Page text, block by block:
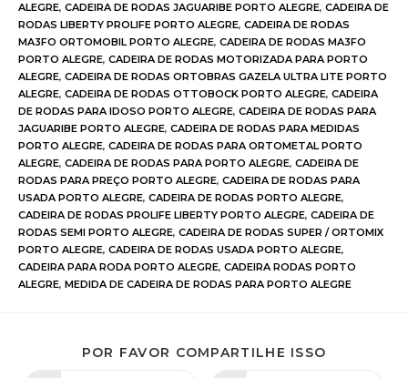
ALEGRE, CADEIRA DE RODAS JAGUARIBE PORTO ALEGRE, CADEIRA DE
RODAS LIBERTY PROLIFE PORTO ALEGRE, CADEIRA DE RODAS
MA3FO ORTOMOBIL PORTO ALEGRE, CADEIRA DE RODAS MA3FO
PORTO ALEGRE, CADEIRA DE RODAS MOTORIZADA PARA PORTO
ALEGRE, CADEIRA DE RODAS ORTOBRAS GAZELA ULTRA LITE PORTO
ALEGRE, CADEIRA DE RODAS OTTOBOCK PORTO ALEGRE, CADEIRA
DE RODAS PARA IDOSO PORTO ALEGRE, CADEIRA DE RODAS PARA
JAGUARIBE PORTO ALEGRE, CADEIRA DE RODAS PARA MEDIDAS
PORTO ALEGRE, CADEIRA DE RODAS PARA ORTOMETAL PORTO
ALEGRE, CADEIRA DE RODAS PARA PORTO ALEGRE, CADEIRA DE
RODAS PARA PREÇO PORTO ALEGRE, CADEIRA DE RODAS PARA
USADA PORTO ALEGRE, CADEIRA DE RODAS PORTO ALEGRE,
CADEIRA DE RODAS PROLIFE LIBERTY PORTO ALEGRE, CADEIRA DE
RODAS SEMI PORTO ALEGRE, CADEIRA DE RODAS SUPER / ORTOMIX
PORTO ALEGRE, CADEIRA DE RODAS USADA PORTO ALEGRE,
CADEIRA PARA RODA PORTO ALEGRE, CADEIRA RODAS PORTO
ALEGRE, MEDIDA DE CADEIRA DE RODAS PARA PORTO ALEGRE
POR FAVOR COMPARTILHE ISSO